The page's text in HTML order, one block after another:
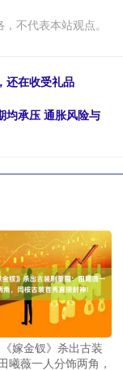
不代表本站观点。
还在收受礼品
均承压 通胀风险与
嫁金钗》杀出古装
曦薇一人分饰两角，